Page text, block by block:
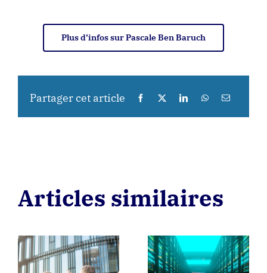
Plus d’infos sur Pascale Ben Baruch
Partager cet article
Articles similaires